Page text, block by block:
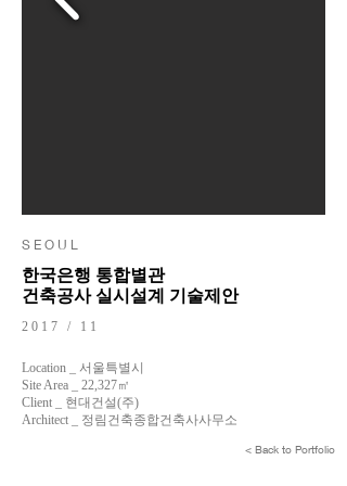
S E O U L
한국은행 통합별관
건축공사 실시설계 기술제안
2017 / 11
Location _ 서울특별시
Site Area _ 22,327㎡
Client _ 현대건설(주)
Architect _ 정림건축종합건축사사무소
< Back to Portfolio